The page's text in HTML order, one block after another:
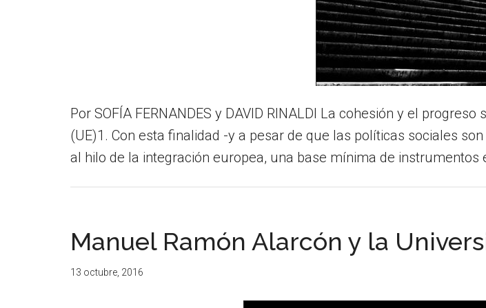
Por SOFÍA FERNANDES y DAVID RINALDI La cohesión y el
(UE)1. Con esta finalidad -y a pesar de que las políticas sociales
al hilo de la integración europea, una base mínima de instrumentos
Manuel Ramón Alarcón y la
13 octubre, 2016